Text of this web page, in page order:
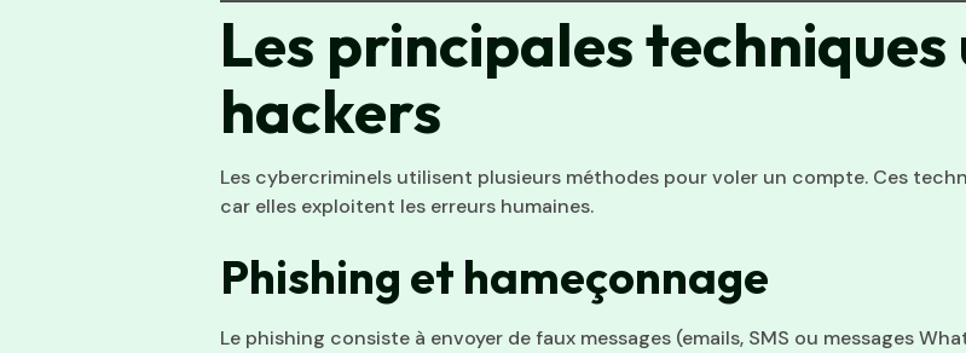
Les principales
hackers
Les cybercriminels utilisent plusieurs méthodes pour voler un compte. Ces
car elles exploitent les erreurs humaines.
Phishing et hameçonnage
Le phishing consiste à envoyer de faux messages (emails, SMS ou messages